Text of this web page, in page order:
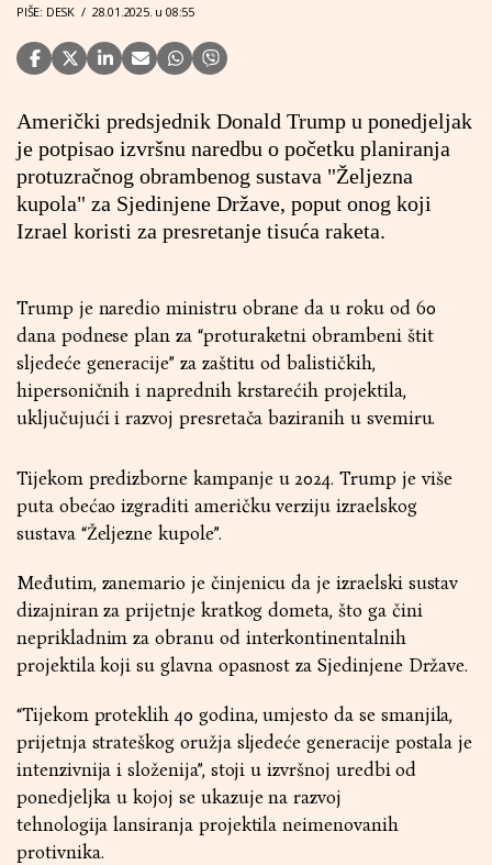
PIŠE: DESK / 28.01.2025. u 08:55
Američki predsjednik Donald Trump u ponedjeljak
je potpisao izvršnu naredbu o početku planiranja
protuzračnog obrambenog sustava "Željezna
kupola" za Sjedinjene Države, poput onog koji
Izrael koristi za presretanje tisuća raketa.
Trump je naredio ministru obrane da u roku od 60
dana podnese plan za “proturaketni obrambeni štit
sljedeće generacije” za zaštitu od balističkih,
hipersoničnih i naprednih krstarećih projektila,
uključujući i razvoj presretača baziranih u svemiru.
Tijekom predizborne kampanje u 2024. Trump je više
puta obećao izgraditi američku verziju izraelskog
sustava “Željezne kupole”.
Međutim, zanemario je činjenicu da je izraelski sustav
dizajniran za prijetnje kratkog dometa, što ga čini
neprikladnim za obranu od interkontinentalnih
projektila koji su glavna opasnost za Sjedinjene Države.
“Tijekom proteklih 40 godina, umjesto da se smanjila,
prijetnja strateškog oružja sljedeće generacije postala je
intenzivnija i složenija”, stoji u izvršnoj uredbi od
ponedjeljka u kojoj se ukazuje na razvoj
tehnologija lansiranja projektila neimenovanih
protivnika.